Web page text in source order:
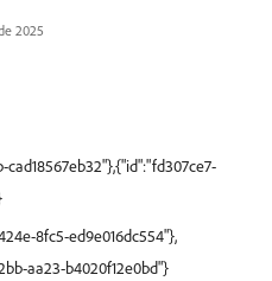
2025
8fc5-ed9e016dc554"},
aa23-b4020f12e0bd"}